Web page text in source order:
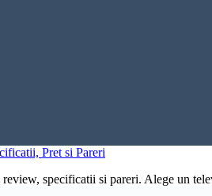
Pret si Pareri
specificatii si pareri. Alege un